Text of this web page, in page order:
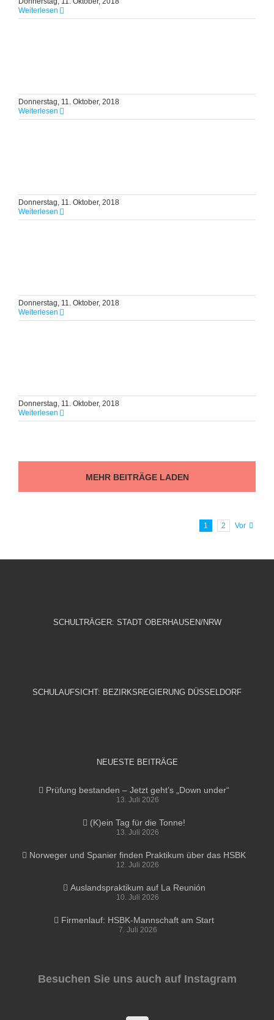
Weiterlesen
Donnerstag, 11. Oktober, 2018
Weiterlesen
Donnerstag, 11. Oktober, 2018
Weiterlesen
Donnerstag, 11. Oktober, 2018
Weiterlesen
Donnerstag, 11. Oktober, 2018
Weiterlesen
MEHR BEITRÄGE LADEN
1 2 Vor
SCHULTRÄGER: STADT OBERHAUSEN/NRW
SCHULAUFSICHT: BEZIRKSREGIERUNG DÜSSELDORF
NEUESTE BEITRÄGE
Prüfung bestanden – Jetzt geht’s „Down under“
13. Juli 2026
(K)ein Tag für die Tonne!
13. Juli 2026
Norweger und Spanier finden Praktikum über das HSBK
12. Juli 2026
Auslandspraktikum auf La Reunión
10. Juli 2026
Firmenlauf: HSBK-Mannschaft am Start
7. Juli 2026
Besuchen Sie uns auch auf Instagram